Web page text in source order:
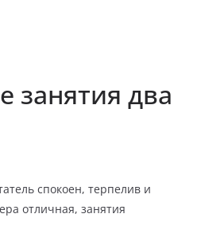
занятия два
спокоен, терпелив и
отличная, занятия